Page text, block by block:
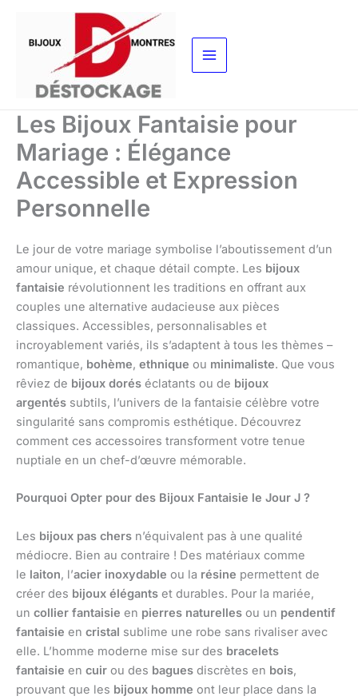
contenu
Les Bijoux Fantaisie pour
Mariage : Élégance
Accessible et Expression
Personnelle
Le jour de votre mariage symbolise l’aboutissement d’un
amour unique, et chaque détail compte. Les bijoux
fantaisie révolutionnent les traditions en offrant aux
couples une alternative audacieuse aux pièces
classiques. Accessibles, personnalisables et
incroyablement variés, ils s’adaptent à tous les thèmes –
romantique, bohème, ethnique ou minimaliste. Que vous
rêviez de bijoux dorés éclatants ou de bijoux
argentés subtils, l’univers de la fantaisie célèbre votre
singularité sans compromis esthétique. Découvrez
comment ces accessoires transforment votre tenue
nuptiale en un chef-d’œuvre mémorable.
Pourquoi Opter pour des Bijoux Fantaisie le Jour J ?
Les bijoux pas chers n’équivalent pas à une qualité
médiocre. Bien au contraire ! Des matériaux comme
le laiton, l’acier inoxydable ou la résine permettent de
créer des bijoux élégants et durables. Pour la mariée,
un collier fantaisie en pierres naturelles ou un pendentif
fantaisie en cristal sublime une robe sans rivaliser avec
elle. L’homme moderne mise sur des bracelets
fantaisie en cuir ou des bagues discrètes en bois,
prouvant que les bijoux homme ont leur place dans la